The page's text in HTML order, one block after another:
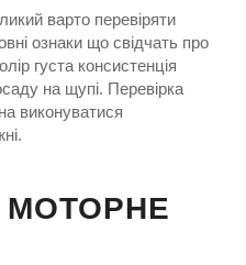
варто перевіряти
ознаки що свідчать про
густа консистенція
на щупі. Перевірка
виконуватися
МОТОРНЕ